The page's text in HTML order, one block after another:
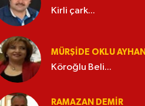
Kirli çark...
MÜRŞIDE OKLU AYHAN
Köroğlu Beli...
RAMAZAN DEMİR